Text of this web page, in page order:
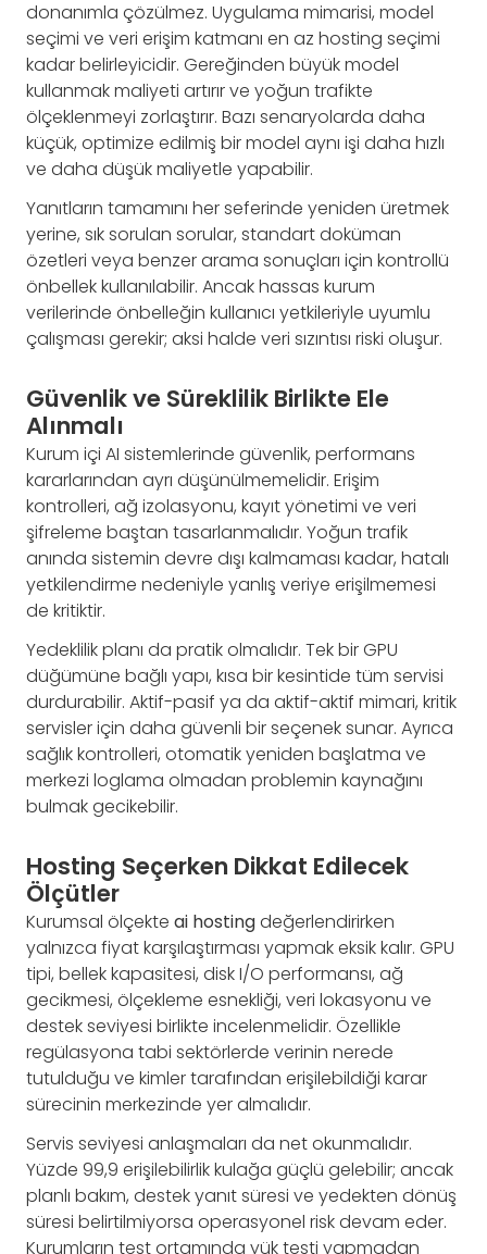
donanımla çözülmez. Uygulama mimarisi, model
seçimi ve veri erişim katmanı en az hosting seçimi
kadar belirleyicidir. Gereğinden büyük model
kullanmak maliyeti artırır ve yoğun trafikte
ölçeklenmeyi zorlaştırır. Bazı senaryolarda daha
küçük, optimize edilmiş bir model aynı işi daha hızlı
ve daha düşük maliyetle yapabilir.
Yanıtların tamamını her seferinde yeniden üretmek
yerine, sık sorulan sorular, standart doküman
özetleri veya benzer arama sonuçları için kontrollü
önbellek kullanılabilir. Ancak hassas kurum
verilerinde önbelleğin kullanıcı yetkileriyle uyumlu
çalışması gerekir; aksi halde veri sızıntısı riski oluşur.
Güvenlik ve Süreklilik Birlikte Ele
Alınmalı
Kurum içi AI sistemlerinde güvenlik, performans
kararlarından ayrı düşünülmemelidir. Erişim
kontrolleri, ağ izolasyonu, kayıt yönetimi ve veri
şifreleme baştan tasarlanmalıdır. Yoğun trafik
anında sistemin devre dışı kalmaması kadar, hatalı
yetkilendirme nedeniyle yanlış veriye erişilmemesi
de kritiktir.
Yedeklilik planı da pratik olmalıdır. Tek bir GPU
düğümüne bağlı yapı, kısa bir kesintide tüm servisi
durdurabilir. Aktif-pasif ya da aktif-aktif mimari, kritik
servisler için daha güvenli bir seçenek sunar. Ayrıca
sağlık kontrolleri, otomatik yeniden başlatma ve
merkezi loglama olmadan problemin kaynağını
bulmak gecikebilir.
Hosting Seçerken Dikkat Edilecek
Ölçütler
Kurumsal ölçekte ai hostingdeğerlendirirken
yalnızca fiyat karşılaştırması yapmak eksik kalır. GPU
tipi, bellek kapasitesi, disk I/O performansı, ağ
gecikmesi, ölçekleme esnekliği, veri lokasyonu ve
destek seviyesi birlikte incelenmelidir. Özellikle
regülasyona tabi sektörlerde verinin nerede
tutulduğu ve kimler tarafından erişilebildiği karar
sürecinin merkezinde yer almalıdır.
Servis seviyesi anlaşmaları da net okunmalıdır.
Yüzde 99,9 erişilebilirlik kulağa güçlü gelebilir; ancak
planlı bakım, destek yanıt süresi ve yedekten dönüş
süresi belirtilmiyorsa operasyonel risk devam eder.
Kurumların test ortamında yük testi yapmadan